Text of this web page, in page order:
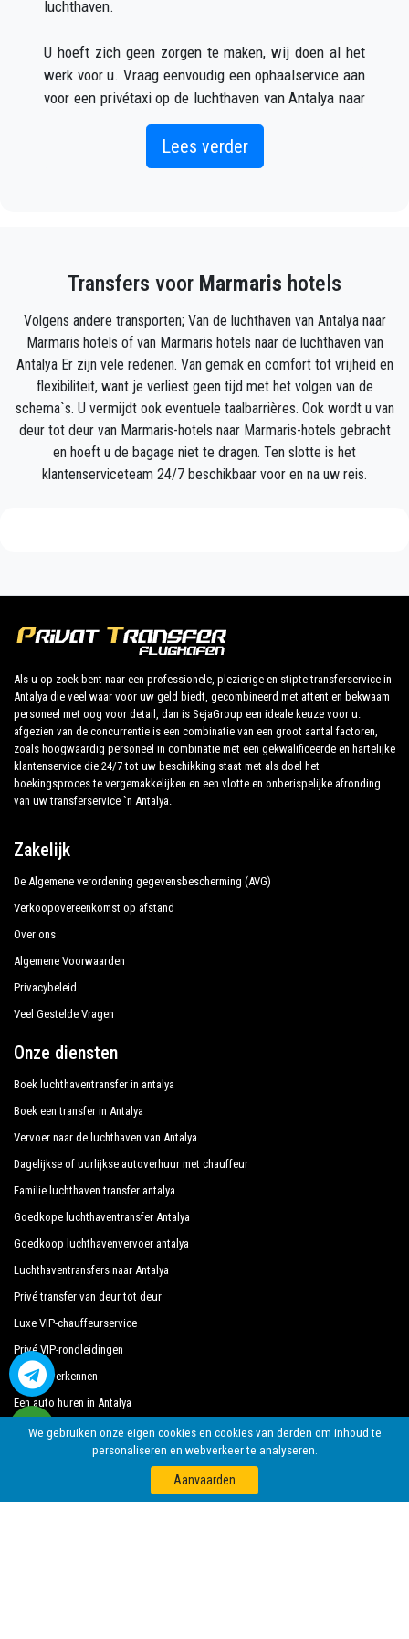
parkeervakken die aan de overkant van de
luchthaven.
U hoeft zich geen zorgen te maken, wij doen al het
werk voor u. Vraag eenvoudig een ophaalservice aan
voor een privétaxi op de luchthaven van Antalya naar
Marmaris (wat zowel online als telefonisch kan) en u
zult een chauffeur ontmoeten buiten de aankomsthal
met uw naam op een bord geschreven wanneer uw
PrivateTransferAntalya-team zal uw vlucht volgen en
auto klaar voor vertrek en een helpende hand klaar
om u te helpen met uw bagage en brengt u naar uw
bestemming in Marmaris.
Uw ervaring met onze transferservice zal uitstekend
zijn, aangezien ons team trotse professionals zijn
die ervoor zullen zorgen dat u op tijd wordt
taxiservice, met een betaalbaar tarief, professionele
chauffeurs en comfortabele auto's naar overal in
Marmaris.
PrivateTransferAntalya is niet alleen een normaal
bedrijf, wij zijn het mooie alternatief voor het
openbaar vervoer van of naar Marmaris.
Ontdek al onze diensten en tarieven. Waar wacht je
op ?
Boek nu uw privétransfer in Antalya en reis naar uw
hotel in Marmaris!
onze klanten de zekerheid van een professionele
service voor iedereen, dankzij onze vaste prijzen en
economische voorwaarden. Onze klanten zijn onze
topprioriteit en zullen profiteren van auto's die zijn
beroep waardig is.
Ons bedrijf heeft een uitstekende reputatie in de
aangeboden diensten en de jarenlange ervaring in het
veld.
Wij bieden maximaal comfort en ondersteuning aan
de klant tijdens hun vakantie naar Marmaris.
Al onze chauffeurs spreken Engels en bieden onze
professionaliteit en worden elk jaar onderworpen aan
constante controles op geschiktheid van werk. Met
inachtneming van wat de nationale wetgeving vereist
met betrekking tot de openbare dienst van
onafhankelijke vervoerslijnen, krijgen we veel
vertrouwen van degenen die een van de vele diensten
boeken die we aanbieden.
Lees verder
Transfers voor Marmaris hotels
Volgens andere transporten; Van de luchthaven van Antalya naar
Marmaris hotels of van Marmaris hotels naar de luchthaven van
Antalya Er zijn vele redenen. Van gemak en comfort tot vrijheid en
flexibiliteit, want je verliest geen tijd met het volgen van de
schema`s. U vermijdt ook eventuele taalbarrières. Ook wordt u van
deur tot deur van Marmaris-hotels naar Marmaris-hotels gebracht
en hoeft u de bagage niet te dragen. Ten slotte is het
klantenserviceteam 24/7 beschikbaar voor en na uw reis.
Als u op zoek bent naar een professionele, plezierige en stipte transferservice in
Antalya die veel waar voor uw geld biedt, gecombineerd met attent en bekwaam
personeel met oog voor detail, dan is SejaGroup een ideale keuze voor u.
afgezien van de concurrentie is een combinatie van een groot aantal factoren,
zoals hoogwaardig personeel in combinatie met een gekwalificeerde en hartelijke
klantenservice die 24/7 tot uw beschikking staat met als doel het
boekingsproces te vergemakkelijken en een vlotte en onberispelijke afronding
van uw transferservice `n Antalya.
Zakelijk
De Algemene verordening gegevensbescherming (AVG)
Verkoopovereenkomst op afstand
Over ons
Algemene Voorwaarden
Privacybeleid
Veel Gestelde Vragen
Onze diensten
Boek luchthaventransfer in antalya
Boek een transfer in Antalya
Vervoer naar de luchthaven van Antalya
Dagelijkse of uurlijkse autoverhuur met chauffeur
Familie luchthaven transfer antalya
Goedkope luchthaventransfer Antalya
Goedkoop luchthavenvervoer antalya
Luchthaventransfers naar Antalya
Privé transfer van deur tot deur
Luxe VIP-chauffeurservice
Privé VIP-rondleidingen
Antalya verkennen
Een auto huren in Antalya
We gebruiken onze eigen cookies en cookies van derden om inhoud te
personaliseren en webverkeer te analyseren.
Aanvaarden